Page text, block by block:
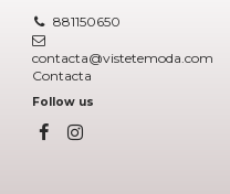
881150650
contacta@vistetemoda.com
Contacta
Follow us